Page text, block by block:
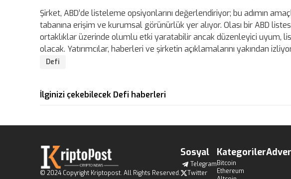
Şirket, ABD’de listeleme opsiyonlarını değerlendiriyor; bu adımın
tabanına erişim ve kurumsal görünürlük yer alıyor. Olası bir ABD
ortaklıklar üzerinde olumlu etki yaratabilir ancak düzenleyici uyum,
olacak. Yatırımcılar, haberleri ve şirketin açıklamalarını yakından
Defi
İlginizi çekebilecek Defi haberleri
© 2024 Copyright Kriptopost. All Rights Reserved.
Sosyal
Telegram
Twitter
Kategoriler
Bitcoin
Ethereum